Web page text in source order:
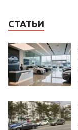
СТАТЬИ